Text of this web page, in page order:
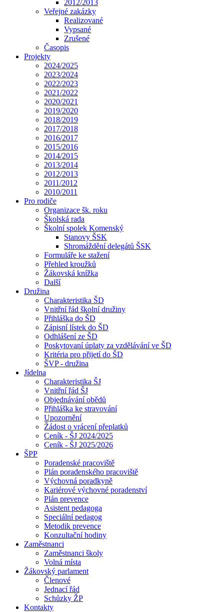
2012/2013
Veřejné zakázky
Realizované
Vypsané
Zrušené
Časopis
Projekty
2024/2025
2023/2024
2022/2023
2021/2022
2020/2021
2019/2020
2018/2019
2017/2018
2016/2017
2015/2016
2014/2015
2013/2014
2012/2013
2011/2012
2010/2011
Pro rodiče
Organizace šk. roku
Školská rada
Školní spolek Komenský
Stanovy ŠSK
Shromáždění delegátů ŠSK
Formuláře ke stažení
Přehled kroužků
Žákovská knížka
Další
Družina
Charakteristika ŠD
Vnitřní řád školní družiny
Přihláška do ŠD
Zápisní lístek do ŠD
Odhlášení ze ŠD
Poskytovaní úplaty za vzdělávání ve ŠD
Kritéria pro přijetí do ŠD
ŠVP - družina
Jídelna
Charakteristika ŠJ
Vnitřní řád ŠJ
Objednávání obědů
Přihláška ke stravování
Upozornění
Žádost o vrácení přeplatků
Ceník - ŠJ 2024/2025
Ceník - ŠJ 2025/2026
ŠPP
Poradenské pracoviště
Plán poradenského pracoviště
Výchovná poradkyně
Kariérové výchovné poradenství
Plán prevence
Asistent pedagoga
Speciální pedagog
Metodik prevence
Konzultační hodiny
Zaměstnanci
Zaměstnanci školy
Volná místa
Žákovský parlament
Členové
Jednací řád
Schůzky ŽP
Kontakty